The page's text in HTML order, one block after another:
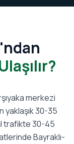
merkezi
yaklaşık 30-35
trafikte 30-45
Bayraklı-